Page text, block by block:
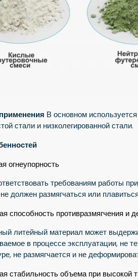
В основном
стали и низколегированной стали.
огнеупорность
требованиям работы
должен размягчаться или
способность противразмягчения и
литейный материал может
в процессе эксплуатации, не
не размягчается и не
стабильность объема при высокой